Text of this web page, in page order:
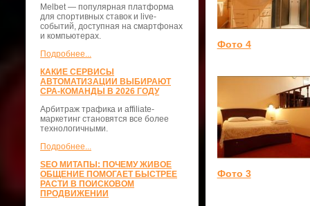
Melbet — популярная платформа
для спортивных ставок и live-
событий, доступная на смартфонах
и компьютерах.
Подробнее...
КАКИЕ СЕРВИСЫ
АВТОМАТИЗАЦИИ ВЫБИРАЮТ
CPA-КОМАНДЫ В 2026 ГОДУ
Арбитраж трафика и affiliate-
маркетинг становятся все более
технологичными.
Подробнее...
SEO МИТАПЫ: ПОЧЕМУ ЖИВОЕ
ОБЩЕНИЕ ПОМОГАЕТ БЫСТРЕЕ
РАСТИ В ПОИСКОВОМ
ПРОДВИЖЕНИИ
Фото 4
Фото 3